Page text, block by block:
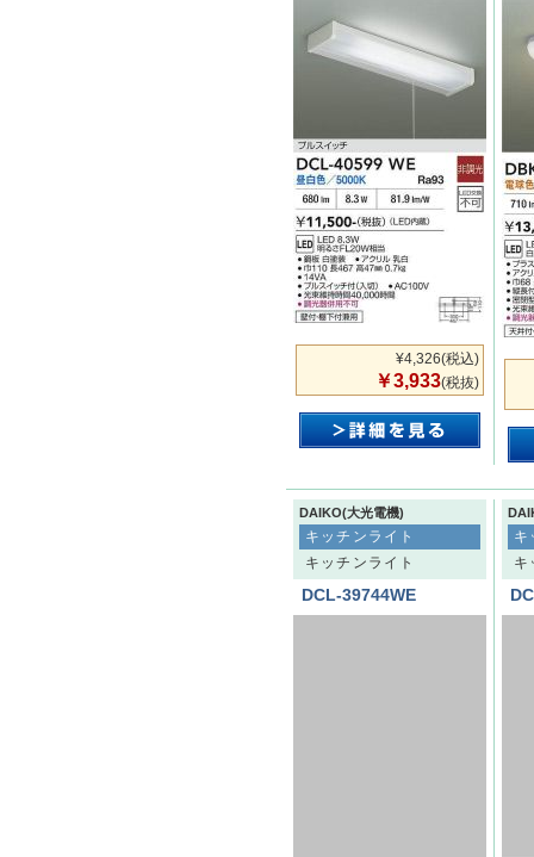
¥4,326(税込)
￥3,933(税抜)
DAIKO(大光電機)
キッチンライト
キッチンライト
DCL-39744WE
キ
キ